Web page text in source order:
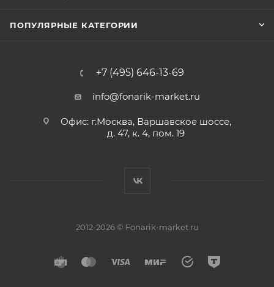
ПОПУЛЯРНЫЕ КАТЕГОРИИ
+7 (495) 646-13-69
info@fonarik-market.ru
Офис: г.Москва, Варшавское шоссе,
д. 47, к. 4, пом. 19
2012-2026 © Fonarik-market.ru